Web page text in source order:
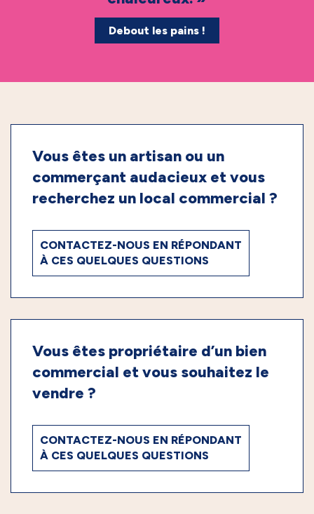
Debout les pains !
Vous êtes un artisan ou un
commerçant audacieux et vous
recherchez un local commercial ?
CONTACTEZ-NOUS EN RÉPONDANT
À CES QUELQUES QUESTIONS
Vous êtes propriétaire d’un bien
commercial et vous souhaitez le
vendre ?
CONTACTEZ-NOUS EN RÉPONDANT
À CES QUELQUES QUESTIONS